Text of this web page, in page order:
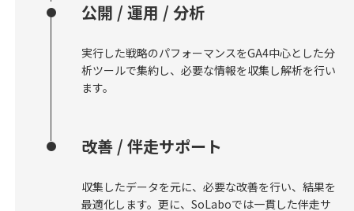
公開 / 運用 / 分析
実行した戦略のパフォーマンスをGA4中心とした分
析ツールで集約し、必要な情報を収集し解析を行い
ます。
改善 / 伴走サポート
収集したデータを元に、必要な改善を行い、結果を
最適化します。更に、SoLaboでは一貫した伴走サ